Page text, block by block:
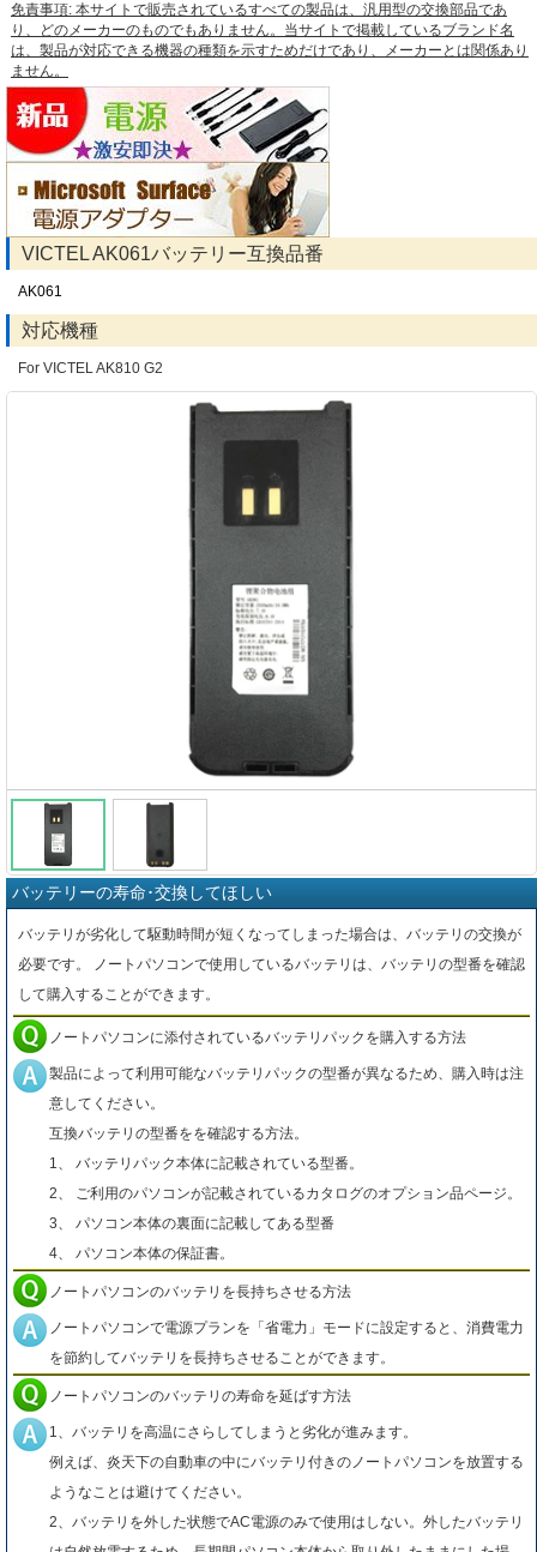
免責事項: 本サイトで販売されているすべての製品は、汎用型の交換部品であ
り、どのメーカーのものでもありません。当サイトで掲載しているブランド名
は、製品が対応できる機器の種類を示すためだけであり、メーカーとは関係あり
ません。
VICTEL AK061バッテリー互換品番
AK061
対応機種
For VICTEL AK810 G2
バッテリーの寿命･交換してほしい
バッテリが劣化して駆動時間が短くなってしまった場合は、バッテリの交換が
必要です。 ノートパソコンで使用しているバッテリは、バッテリの型番を確認
して購入することができます。
ノートパソコンに添付されているバッテリパックを購入する方法
製品によって利用可能なバッテリパックの型番が異なるため、購入時は注
意してください。
互換バッテリの型番をを確認する方法。
1、 バッテリパック本体に記載されている型番。
2、 ご利用のパソコンが記載されているカタログのオプション品ページ。
3、 パソコン本体の裏面に記載してある型番
4、 パソコン本体の保証書。
ノートパソコンのバッテリを長持ちさせる方法
ノートパソコンで電源プランを「省電力」モードに設定すると、消費電力
を節約してバッテリを長持ちさせることができます。
ノートパソコンのバッテリの寿命を延ばす方法
1、バッテリを高温にさらしてしまうと劣化が進みます。
例えば、炎天下の自動車の中にバッテリ付きのノートパソコンを放置する
ようなことは避けてください。
2、バッテリを外した状態でAC電源のみで使用はしない。外したバッテリ